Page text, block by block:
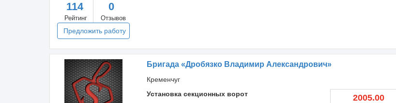
114
Рейтинг
0
Отзывов
Предложить работу
Бригада «Дробязко Владимир Александрович»
Кременчуг
Установка секционных ворот
2005.00